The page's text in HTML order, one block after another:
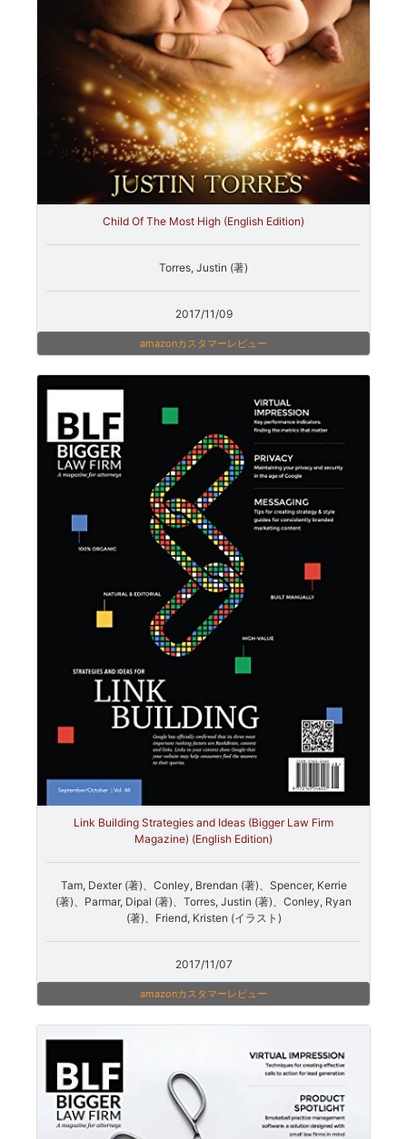
Child Of The Most High (English Edition)
Torres, Justin (著)
2017/11/09
amazonカスタマーレビュー
Link Building Strategies and Ideas (Bigger Law Firm
Magazine) (English Edition)
Tam, Dexter (著)、Conley, Brendan (著)、Spencer, Kerrie
(著)、Parmar, Dipal (著)、Torres, Justin (著)、Conley, Ryan
(著)、Friend, Kristen (イラスト)
2017/11/07
amazonカスタマーレビュー